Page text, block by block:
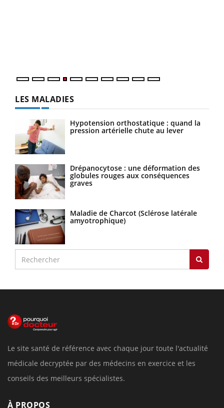
LES MALADIES
Hypotension orthostatique : quand la
pression artérielle chute au lever
Drépanocytose : une déformation des
globules rouges aux conséquences
graves
Maladie de Charcot (Sclérose latérale
amyotrophique)
Le site santé de référence avec chaque jour toute l'actualité
médicale decryptée par des médecins en exercice et les
conseils des meilleurs spécialistes.
À PROPOS